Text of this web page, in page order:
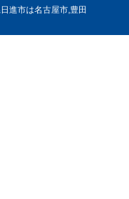
進市は名古屋市,豊田